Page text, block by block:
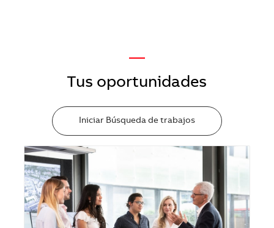
—
Tus oportunidades
Iniciar Búsqueda de trabajos